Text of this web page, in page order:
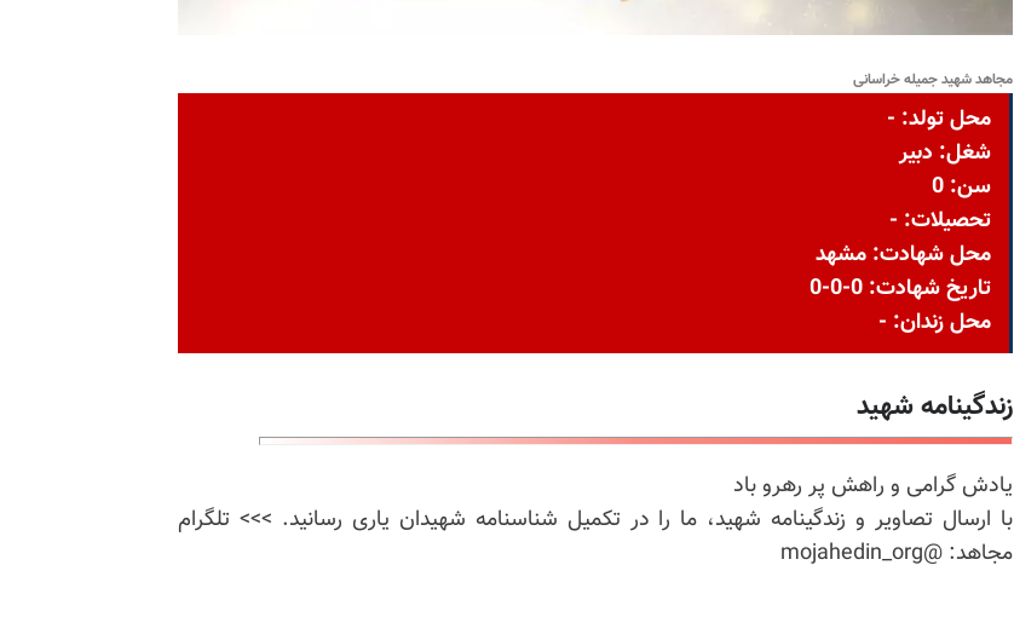
مجاهد شهید جمیله خراسانی
محل تولد: -
شغل: دبیر
سن: 0
تحصیلات: -
محل شهادت: مشهد
تاریخ شهادت: 0-0-0
محل زندان: -
زندگینامه شهید
یادش گرامی و راهش پر رهرو باد
با ارسال تصاویر و زندگینامه شهید، ما را در تکمیل شناسنامه شهیدان یاری رسانید. >>> تلگرام
مجاهد: @mojahedin_org